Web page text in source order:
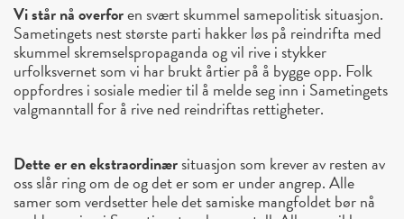
Vi står nå overforen svært skummel samepolitisk situasjon.
Sametingets nest største parti hakker løs på reindrifta med
skummel skremselspropaganda og vil rive i stykker
urfolksvernet som vi har brukt årtier på å bygge opp. Folk
oppfordres i sosiale medier til å melde seg inn i Sametingets
valgmanntall for å rive ned reindriftas rettigheter.
Dette er en ekstraordinærsituasjon som krever av resten av
oss slår ring om de og det er som er under angrep. Alle
samer som verdsetter hele det samiske mangfoldet bør nå